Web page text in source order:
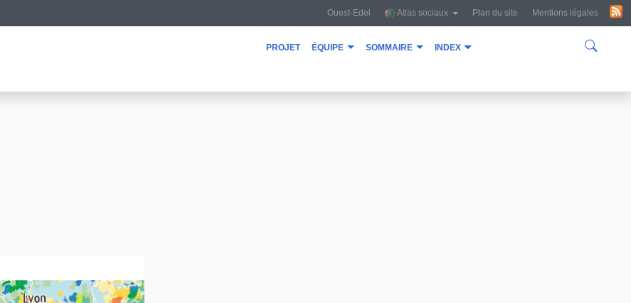
Ouest-Edel Atlas sociaux Plan du site Mentions légales
projet équipe sommaire index